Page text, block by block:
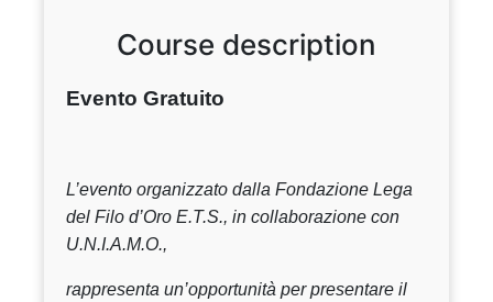
Course description
Evento Gratuito
L’evento organizzato dalla Fondazione Lega
del Filo d’Oro E.T.S., in collaborazione con
U.N.I.A.M.O.,
rappresenta un’opportunità per presentare il